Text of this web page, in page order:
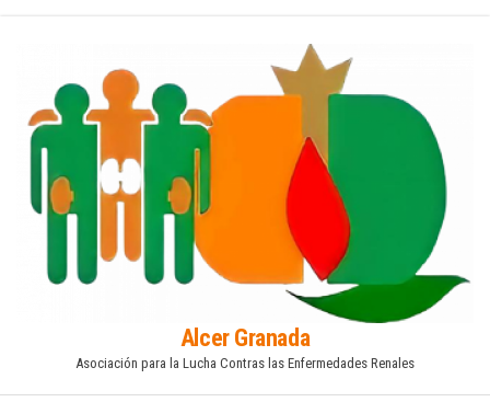
contenido
Alcer Granada
Asociación para la Lucha Contras las Enfermedades Renales